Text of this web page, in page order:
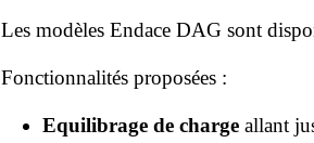
Les modèles Endace DAG sont
Fonctionnalités proposées :
Equilibrage de charge allant